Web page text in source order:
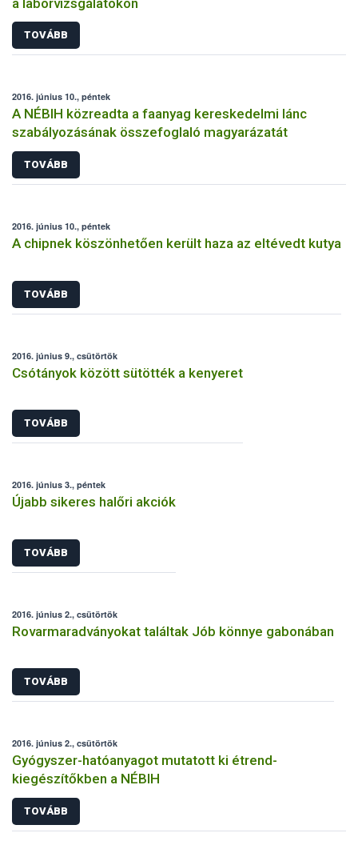
TOVÁBB
2016. június 10., péntek
A NÉBIH közreadta a faanyag kereskedelmi lánc
szabályozásának összefoglaló magyarázatát
TOVÁBB
2016. június 10., péntek
A chipnek köszönhetően került haza az eltévedt kutya
TOVÁBB
2016. június 9., csütörtök
Csótányok között sütötték a kenyeret
TOVÁBB
2016. június 3., péntek
Újabb sikeres halőri akciók
TOVÁBB
2016. június 2., csütörtök
Rovarmaradványokat találtak Jób könnye gabonában
TOVÁBB
2016. június 2., csütörtök
Gyógyszer-hatóanyagot mutatott ki étrend-
kiegészítőkben a NÉBIH
TOVÁBB